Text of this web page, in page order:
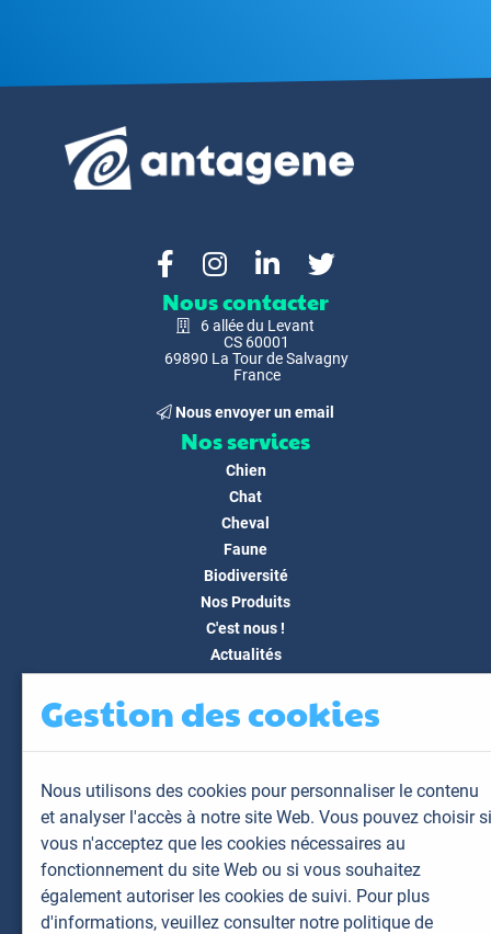
Nous contacter
6 allée du Levant
CS 60001
69890 La Tour de Salvagny
France
Nous envoyer un email
Nos services
Chien
Chat
Cheval
Faune
Biodiversité
Nos Produits
C'est nous !
Actualités
FAQ
Mon espace
Mes animaux
Mes résultats
Mes commandes
Mes factures
Gestion des cookies
Nous utilisons des cookies pour personnaliser le contenu
et analyser l'accès à notre site Web. Vous pouvez choisir si
vous n'acceptez que les cookies nécessaires au
fonctionnement du site Web ou si vous souhaitez
également autoriser les cookies de suivi. Pour plus
d'informations, veuillez consulter notre politique de